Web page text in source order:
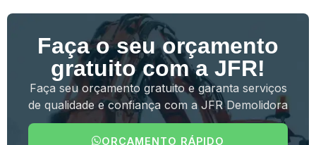
Faça o seu orçamento
gratuito com a JFR!
Faça seu orçamento gratuito e garanta serviços
de qualidade e confiança com a JFR Demolidora
ORÇAMENTO RÁPIDO